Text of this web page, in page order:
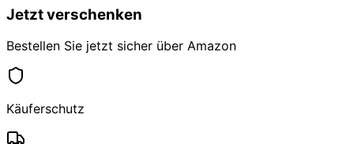
Jetzt verschenken
Bestellen Sie jetzt sicher über Amazon
Käuferschutz